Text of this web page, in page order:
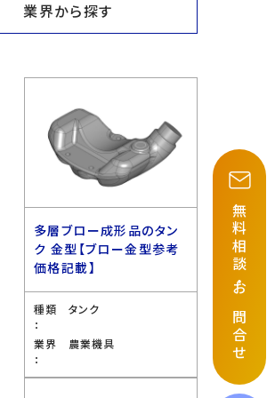
業界から探す
多層ブロー成形品のタン
ク 金型【ブロー金型参考
価格記載】
種類
：
タンク
業界
：
農業機具
無料相談
・
お問合せ